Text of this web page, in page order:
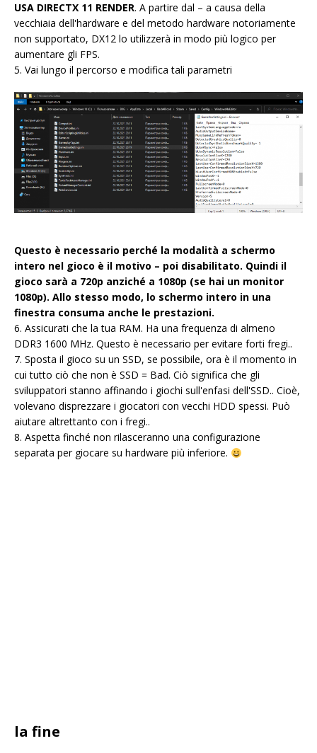
USA DIRECTX 11 RENDER. A partire dal – a causa della
vecchiaia dell'hardware e del metodo hardware notoriamente
non supportato, DX12 lo utilizzerà in modo più logico per
aumentare gli FPS.
5. Vai lungo il percorso e modifica tali parametri
Questo è necessario perché la modalità a schermo
intero nel gioco è il motivo – poi disabilitato. Quindi il
gioco sarà a 720p anziché a 1080p (se hai un monitor
1080p). Allo stesso modo, lo schermo intero in una
finestra consuma anche le prestazioni.
6. Assicurati che la tua RAM. Ha una frequenza di almeno
DDR3 1600 MHz. Questo è necessario per evitare forti fregi..
7. Sposta il gioco su un SSD, se possibile, ora è il momento in
cui tutto ciò che non è SSD = Bad. Ciò significa che gli
sviluppatori stanno affinando i giochi sull'enfasi dell'SSD.. Cioè,
volevano disprezzare i giocatori con vecchi HDD spessi. Può
aiutare altrettanto con i fregi..
8. Aspetta finché non rilasceranno una configurazione
separata per giocare su hardware più inferiore.
la fine